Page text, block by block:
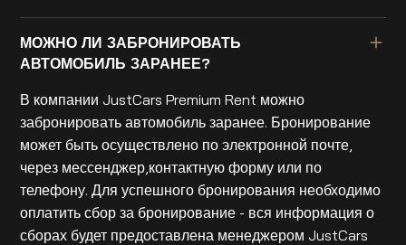
МОЖНО ЛИ ЗАБРОНИРОВАТЬ
АВТОМОБИЛЬ ЗАРАНЕЕ?
В компании JustCars Premium Rent можно
забронировать автомобиль заранее. Бронирование
может быть осуществлено по электронной почте,
через мессенджер,контактную форму или по
телефону. Для успешного бронирования необходимо
оплатить сбор за бронирование - вся информация о
сборах будет предоставлена менеджером JustCars